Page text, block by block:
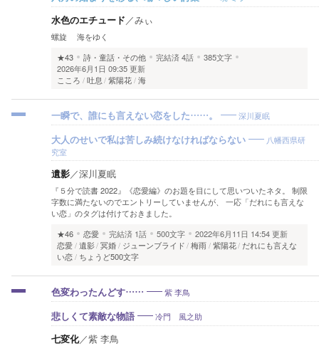
水色のエチュード／みぃ
螺旋 海をゆく
★43
詩・童話・その他 完結済4話
385文字
2026年6月1日 09:35 更新
こころ
吐息 紫陽花 海
一瞬で、誰にも言えない恋をした……。 深川夏眠
大人のせいで私は苦しみ続けなければならない
八幡西県研
究室
遺影／深川夏眠
『５分で読書 2022』《恋愛編》のお題を目にして思いついたネタ。 制限
字数に満たないのでエントリーしていませんが、 一応「だれにも言えな
い恋」のタグは付けておきました。
★46
恋愛 完結済 1話 500文字
2022年6月11日 14:54 更新
恋愛 遺影 冥婚 ジューンブライド 梅雨 紫陽花 だれにも言えな
い恋
ちょうど500文字
色変わったんどす…… 紫 李鳥
悲しくて素敵な物語 冷門 風之助
七変化／紫 李鳥